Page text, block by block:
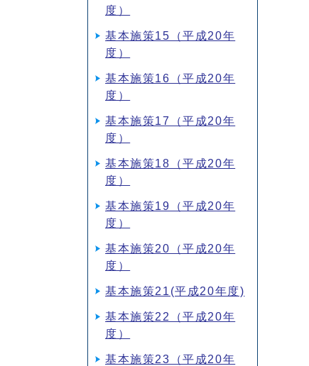
度）
基本施策15（平成20年
度）
基本施策16（平成20年
度）
基本施策17（平成20年
度）
基本施策18（平成20年
度）
基本施策19（平成20年
度）
基本施策20（平成20年
度）
基本施策21(平成20年度)
基本施策22（平成20年
度）
基本施策23（平成20年